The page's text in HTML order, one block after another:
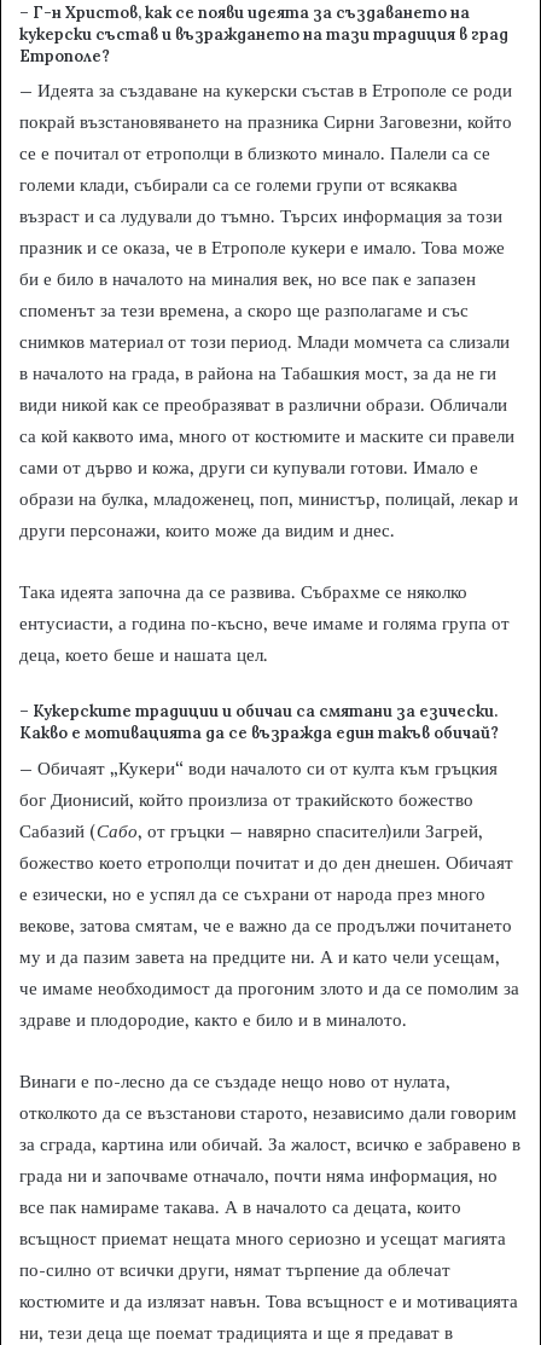
– Г-н Христов, как се появи идеята за създаването на
кукерски състав и възраждането на тази традиция в град
Етрополе?
– Идеята за създаване на кукерски състав в Етрополе се роди
покрай възстановяването на празника Сирни Заговезни, който
се е почитал от етрополци в близкото минало. Палели са се
големи клади, събирали са се големи групи от всякаква
възраст и са лудували до тъмно. Търсих информация за този
празник и се оказа, че в Етрополе кукери е имало. Това може
би е било в началото на миналия век, но все пак е запазен
споменът за тези времена, а скоро ще разполагаме и със
снимков материал от този период. Млади момчета са слизали
в началото на града, в района на Табашкия мост, за да не ги
види никой как се преобразяват в различни образи. Обличали
са кой каквото има, много от костюмите и маските си правели
сами от дърво и кожа, други си купували готови. Имало е
образи на булка, младоженец, поп, министър, полицай, лекар и
други персонажи, които може да видим и днес.
Така идеята започна да се развива. Събрахме се няколко
ентусиасти, а година по-късно, вече имаме и голяма група от
деца, което беше и нашата цел.
– Кукерските традиции и обичаи са смятани за езически.
Какво е мотивацията да се възражда един такъв обичай?
– Обичаят „Кукери“ води началото си от култа към гръцкия
бог Дионисий, който произлиза от тракийското божество
Сабазий (Сабо, от гръцки – навярно спасител)или Загрей,
божество което етрополци почитат и до ден днешен. Обичаят
е езически, но е успял да се съхрани от народа през много
векове, затова смятам, че е важно да се продължи почитането
му и да пазим завета на предците ни. А и като чели усещам,
че имаме необходимост да прогоним злото и да се помолим за
здраве и плодородие, както е било и в миналото.
Винаги е по-лесно да се създаде нещо ново от нулата,
отколкото да се възстанови старото, независимо дали говорим
за сграда, картина или обичай. За жалост, всичко е забравено в
града ни и започваме отначало, почти няма информация, но
все пак намираме такава. А в началото са децата, които
всъщност приемат нещата много сериозно и усещат магията
по-силно от всички други, нямат търпение да облечат
костюмите и да излязат навън. Това всъщност е и мотивацията
ни, тези деца ще поемат традицията и ще я предават в